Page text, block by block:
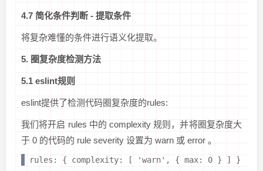
4.7 简化条件判断 - 提取条件
将复杂难懂的条件进行语义化提取。
5. 圈复杂度检测方法
5.1 eslint规则
eslint提供了检测代码圈复杂度的rules:
我们将开启 rules 中的 complexity 规则，并将圈复杂度大
于 0 的代码的 rule severity 设置为 warn 或 error 。
rules: { complexity: [ 'warn', { max: 0 } ] }